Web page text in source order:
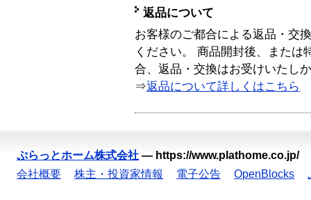
返品について
お客様のご都合による返品・交
ください。 商品開封後、または
合、返品・交換はお受けいたし
⇒返品について詳しくはこちら
ぷらっとホーム株式会社 — https://www.plathome.co.jp/
会社概要
株主・投資家情報 電子公告 OpenBlocks